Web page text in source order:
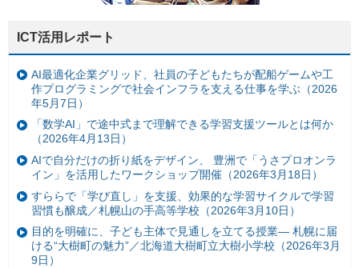
ICT活用レポート
AI最適化企業グリッド、社員の子どもたちが配船ゲームや工
作プログラミングで社会インフラを支える仕事を学ぶ（2026
年5月7日）
「数学AI」で途中式まで理解できる学習支援ツールとは何か
（2026年4月13日）
AIで自分だけの折り紙をデザイン、 豊洲で「うさプロオンラ
イン」を活用したワークショップ開催（2026年3月18日）
すららで「学び直し」を支援、効果的な学習サイクルで学習
習慣も醸成／札幌山の手高等学校（2026年3月10日）
目的を明確に、子ども主体で見通しを立てる授業— 札幌に届
ける“大樹町の魅力”／北海道大樹町立大樹小学校（2026年3月
9日）